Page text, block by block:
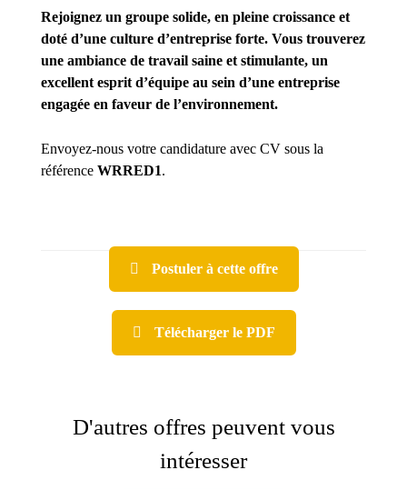
Rejoignez un groupe solide, en pleine croissance et
doté d’une culture d’entreprise forte. Vous trouverez
une ambiance de travail saine et stimulante, un
excellent esprit d’équipe au sein d’une entreprise
engagée en faveur de l’environnement.
Envoyez-nous votre candidature avec CV sous la
référence WRRED1.
Postuler à cette offre
Télécharger le PDF
D'autres offres peuvent vous
intéresser